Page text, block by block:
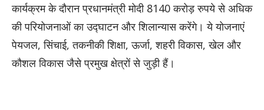
कार्यक्रम के दौरान प्रधानमंत्री मोदी 8140 करोड़ रुपये से अधिक
की परियोजनाओं का उद्घाटन और शिलान्यास करेंगे। ये योजनाएं
पेयजल, सिंचाई, तकनीकी शिक्षा, ऊर्जा, शहरी विकास, खेल और
कौशल विकास जैसे प्रमुख क्षेत्रों से जुड़ी हैं।